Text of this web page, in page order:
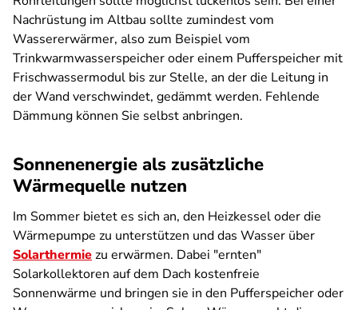
Nachrüstung im Altbau sollte zumindest vom
Wassererwärmer, also zum Beispiel vom
Trinkwarmwasserspeicher oder einem Pufferspeicher mit
Frischwassermodul bis zur Stelle, an der die Leitung in
der Wand verschwindet, gedämmt werden. Fehlende
Dämmung können Sie selbst anbringen.
Sonnenenergie als zusätzliche
Wärmequelle nutzen
Im Sommer bietet es sich an, den Heizkessel oder die
Wärmepumpe zu unterstützen und das Wasser über
Solarthermiezu erwärmen. Dabei "ernten"
Solarkollektoren auf dem Dach kostenfreie
Sonnenwärme und bringen sie in den Pufferspeicher oder